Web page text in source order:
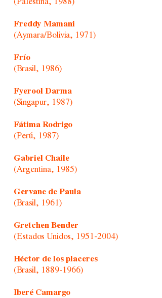
Freddy Mamani
(Aymara/Bolivia, 1971)
Frío
(Brasil, 1986)
Fyerool Darma
(Singapur, 1987)
Fátima Rodrigo
(Perú, 1987)
Gabriel Chaile
(Argentina, 1985)
Gervane de Paula
(Brasil, 1961)
Gretchen Bender
(Estados Unidos, 1951-2004)
Héctor de los placeres
(Brasil, 1889-1966)
Iberé Camargo